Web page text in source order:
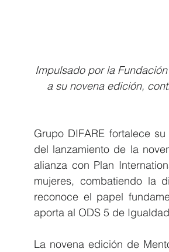
Impulsado por la
a su novena edición,
Grupo DIFARE fortalece
del lanzamiento de la
alianza con Plan
mujeres, combatiendo la
reconoce el papel
aporta al ODS 5 de
La novena edición de